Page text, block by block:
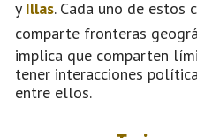
y Illas. Cada uno de estos
comparte fronteras
implica que comparten
tener interacciones
entre ellos.